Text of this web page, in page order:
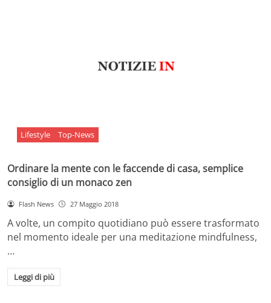
Lifestyle Top-News
Ordinare la mente con le faccende di casa, semplice
consiglio di un monaco zen
Flash News 27 Maggio 2018
A volte, un compito quotidiano può essere trasformato
nel momento ideale per una meditazione mindfulness,
…
Leggi di più